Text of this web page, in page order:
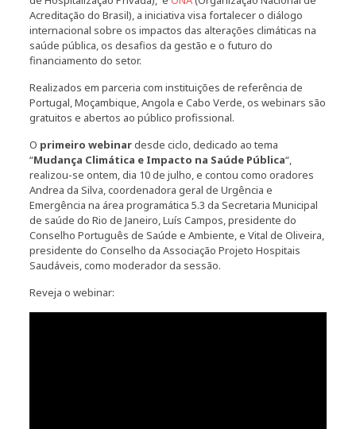
Acreditação do Brasil), a iniciativa visa fortalecer o diálogo
internacional sobre os impactos das alterações climáticas na
saúde pública, os desafios da gestão e o futuro do
financiamento do setor.
Realizados em parceria com instituições de referência de
Portugal, Moçambique, Angola e Cabo Verde, os webinars são
gratuitos e abertos ao público profissional.
O primeiro webinardesde ciclo, dedicado ao tema
“Mudança Climática e Impacto na Saúde Pública“,
realizou-se ontem, dia 10 de julho, e contou como oradores
Andrea da Silva, coordenadora geral de Urgência e
Emergência na área programática 5.3 da Secretaria Municipal
de saúde do Rio de Janeiro, Luís Campos, presidente do
Conselho Português de Saúde e Ambiente, e Vital de Oliveira,
presidente do Conselho da Associação Projeto Hospitais
Saudáveis, como moderador da sessão.
Reveja o webinar: